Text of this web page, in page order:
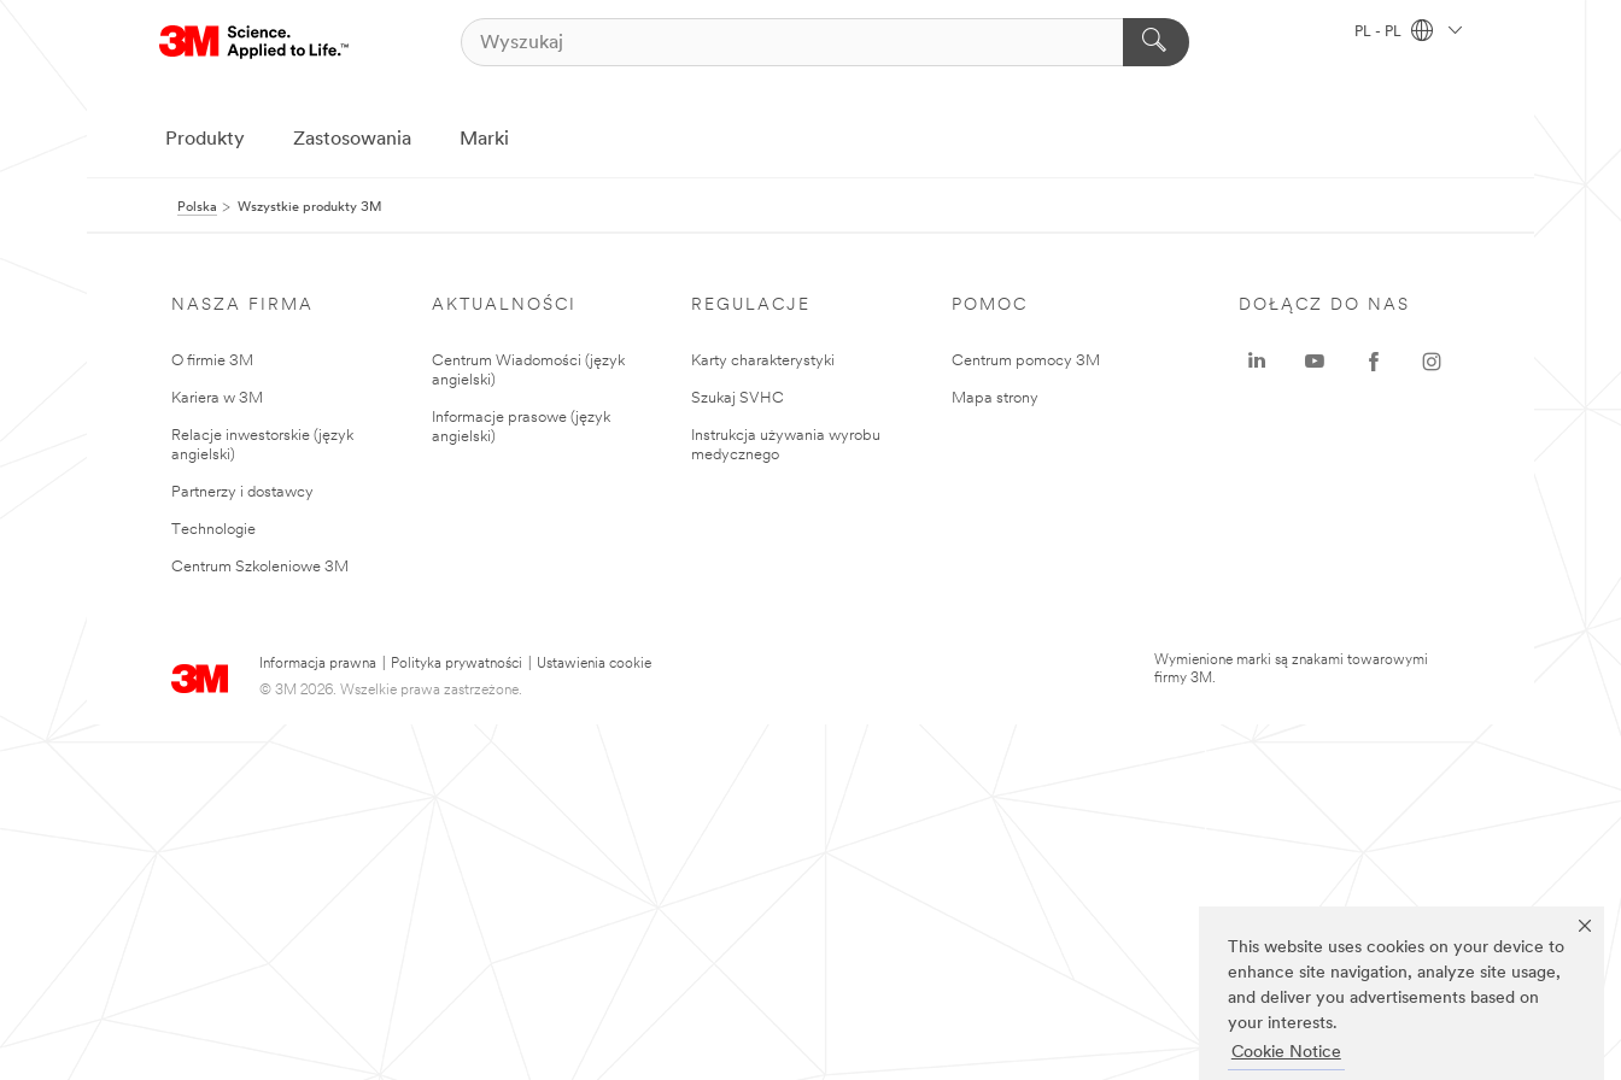
This website uses cookies on your device to
enhance site navigation, analyze site usage,
and deliver you advertisements based on
your interests.
Cookie Notice
PL - PL
Produkty Zastosowania Marki
Polska Wszystkie produkty 3M
NASZA FIRMA
O firmie 3M
Kariera w 3M
Relacje inwestorskie (język
angielski)
Partnerzy i dostawcy
Technologie
Centrum Szkoleniowe 3M
AKTUALNOŚCI
Centrum Wiadomości (język
angielski)
Informacje prasowe (język
angielski)
REGULACJE
Karty charakterystyki
Szukaj SVHC
Instrukcja używania wyrobu
medycznego
POMOC
Centrum pomocy 3M
Mapa strony
Informacja prawna Polityka prywatności
Ustawienia cookie
© 3M 2026. Wszelkie prawa zastrzeżone.
DOŁĄCZ DO NAS
Wymienione marki są znakami towarowymi
firmy 3M.